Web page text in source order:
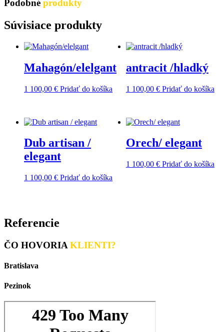
Podobné produkty
Súvisiace produkty
Mahagón/elelgant
1 100,00 € Pridať do košíka
antracit /hladký
1 100,00 € Pridať do košíka
Dub artisan /
elegant
1 100,00 € Pridať do košíka
Orech/ elegant
1 100,00 € Pridať do košíka
Referencie
ČO HOVORIA KLIENTI?
Bratislava
Pezinok